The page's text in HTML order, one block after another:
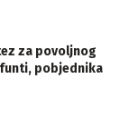
za povoljnog
pobjednika